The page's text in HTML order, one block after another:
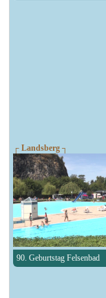
┌ Landsberg ┐
90. Geburtstag Felsenbad